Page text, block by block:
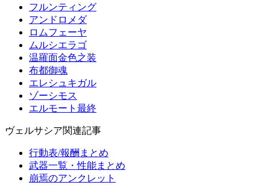
フルンティング
アンドロメダ
ロムフェーヤ
ムルシエラゴ
温羅面金色之装
布都御魂
エレシュキガル
ゾーシモス
エルモート最終
ヴェルサシア関連記事
行動表/報酬まとめ
武器一覧・性能まとめ
崩焉のアンクレット